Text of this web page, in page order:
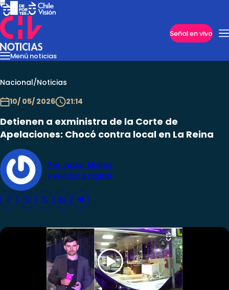
Señal en vivo
Menú noticias
InternacionalReportajesCazanoticiasEconomíaCasos
Nacional/Noticias
10/ 05/ 2026
21:14
Detienen a exministra de la Corte de
Apelaciones: Chocó contra local en La Reina
Por Javier Muñoz
Periodista Digital
Imperdibles
Club De La Comedia
Contigo en Directo
Plan Perfecto
El Tiempo